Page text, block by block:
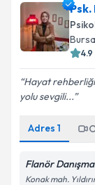
Psk.
Bursa
4.9
Hayat rehberliği
yolu sevgili...
Adres 1
Flanör
Konak mah.